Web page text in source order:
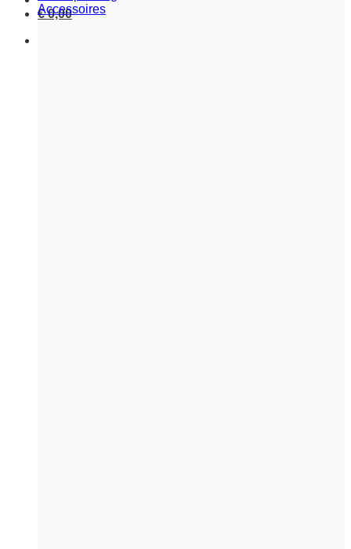
€0,00
Accessoires